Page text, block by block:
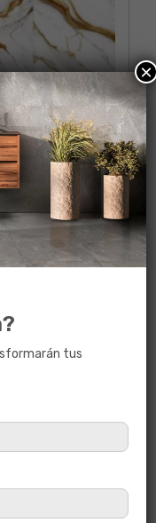
RECT
tus
×